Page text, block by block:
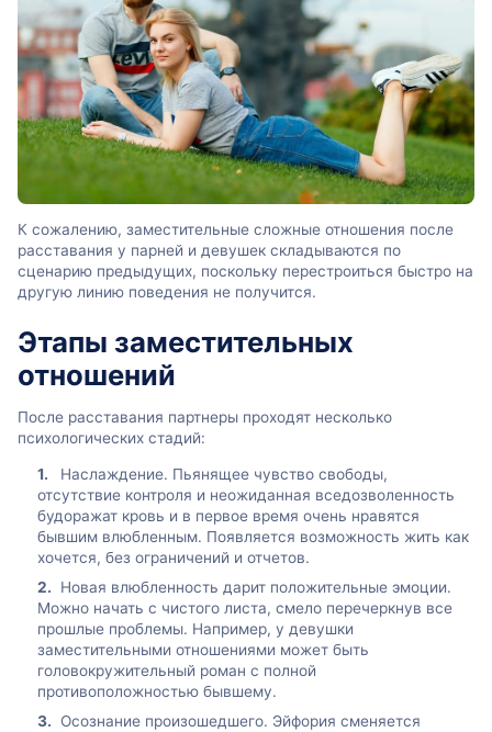
К сожалению, заместительные сложные отношения после
расставания у парней и девушек складываются по
сценарию предыдущих, поскольку перестроиться быстро на
другую линию поведения не получится.
Этапы заместительных
отношений
После расставания партнеры проходят несколько
психологических стадий:
Наслаждение. Пьянящее чувство свободы,
отсутствие контроля и неожиданная вседозволенность
будоражат кровь и в первое время очень нравятся
бывшим влюбленным. Появляется возможность жить как
хочется, без ограничений и отчетов.
Новая влюбленность дарит положительные эмоции.
Можно начать с чистого листа, смело перечеркнув все
прошлые проблемы. Например, у девушки
заместительными отношениями может быть
головокружительный роман с полной
противоположностью бывшему.
Осознание произошедшего. Эйфория сменяется